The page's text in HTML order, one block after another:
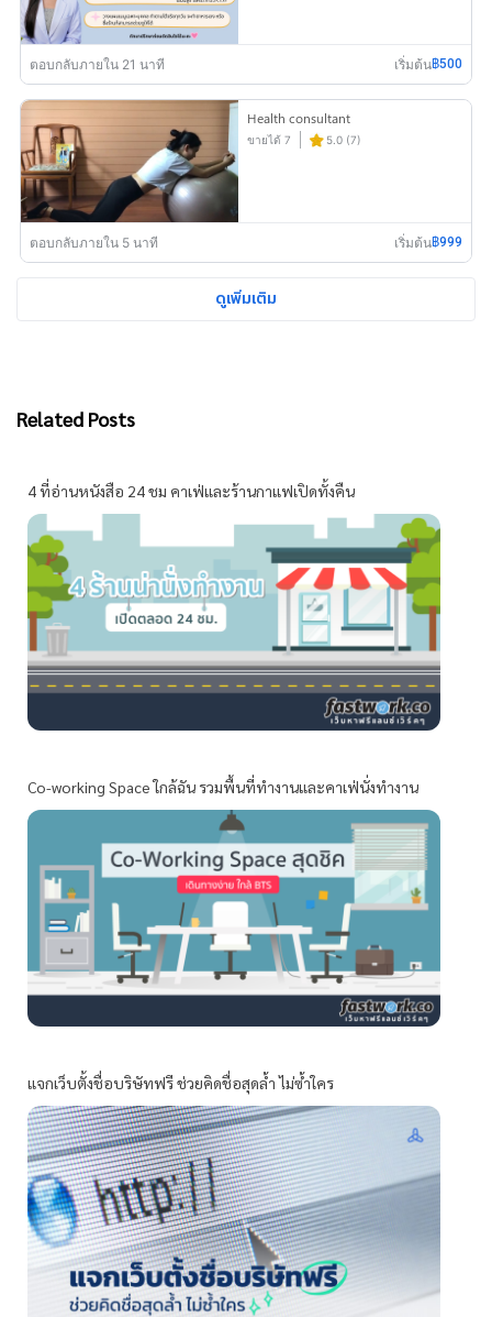
ตอบกลับภายใน 21 นาที เริ่มต้น฿500
Health consultant
ขายได้ 7 5.0 (7)
ตอบกลับภายใน 5 นาที เริ่มต้น฿999
ดูเพิ่มเติม
Related Posts
4 ที่อ่านหนังสือ 24 ชม คาเฟ่และร้านกาแฟเปิดทั้งคืน
Co-working Space ใกล้ฉัน รวมพื้นที่ทำงานและคาเฟ่นั่งทำงาน
แจกเว็บตั้งชื่อบริษัทฟรี ช่วยคิดชื่อสุดล้ำ ไม่ซ้ำใคร